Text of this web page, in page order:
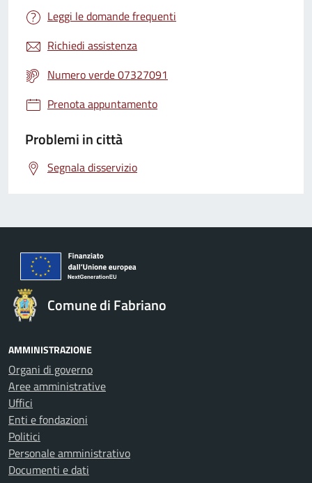
Leggi le domande frequenti
Richiedi assistenza
Numero verde 07327091
Prenota appuntamento
Problemi in città
Segnala disservizio
Comune di Fabriano
AMMINISTRAZIONE
Organi di governo
Aree amministrative
Uffici
Enti e fondazioni
Politici
Personale amministrativo
Documenti e dati